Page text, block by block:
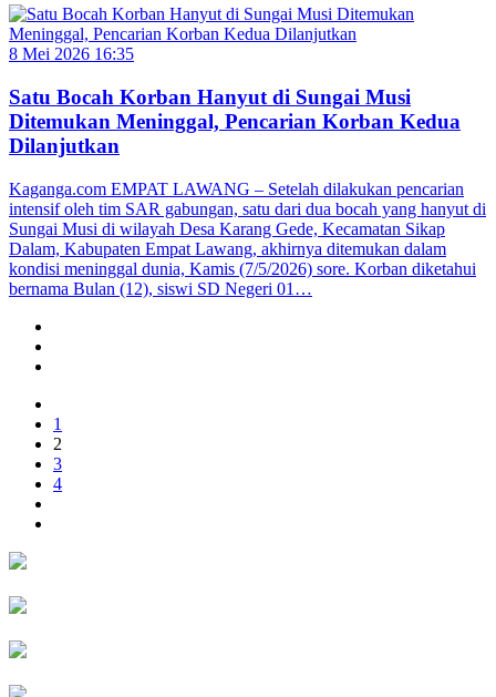
8 Mei 2026 16:35
Satu Bocah Korban Hanyut di Sungai Musi
Ditemukan Meninggal, Pencarian Korban Kedua
Dilanjutkan
Kaganga.com EMPAT LAWANG – Setelah dilakukan pencarian
intensif oleh tim SAR gabungan, satu dari dua bocah yang hanyut di
Sungai Musi di wilayah Desa Karang Gede, Kecamatan Sikap
Dalam, Kabupaten Empat Lawang, akhirnya ditemukan dalam
kondisi meninggal dunia, Kamis (7/5/2026) sore. Korban diketahui
bernama Bulan (12), siswi SD Negeri 01…
1
2
3
4